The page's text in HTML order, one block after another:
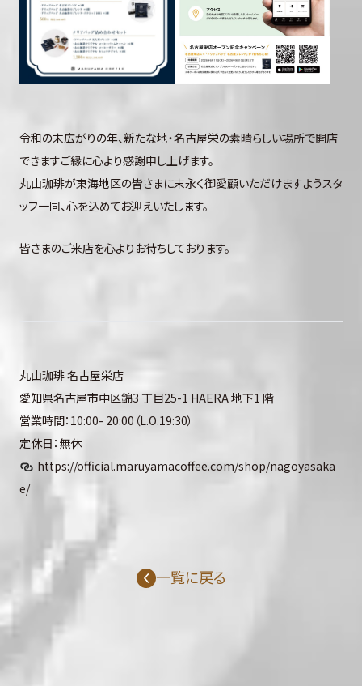
令和の末広がりの年、新たな地・名古屋栄の素晴らしい場所で開店
できますご縁に心より感謝申し上げます。
丸山珈琲が東海地区の皆さまに末永く御愛顧いただけますようスタ
ッフ一同、心を込めてお迎えいたします。
皆さまのご来店を心よりお待ちしております。
丸山珈琲 名古屋栄店
愛知県名古屋市中区錦3 丁目25-1 HAERA 地下1 階
営業時間：10:00- 20:00（L.O.19:30）
定休日：無休
https://official.maruyamacoffee.com/shop/nagoyasaka
e/
一覧に戻る